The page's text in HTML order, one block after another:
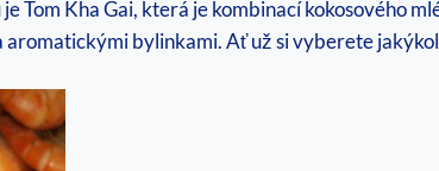
Kha Gai, která je kombinací kokosového
aromatickými bylinkami. Ať už si vyberete